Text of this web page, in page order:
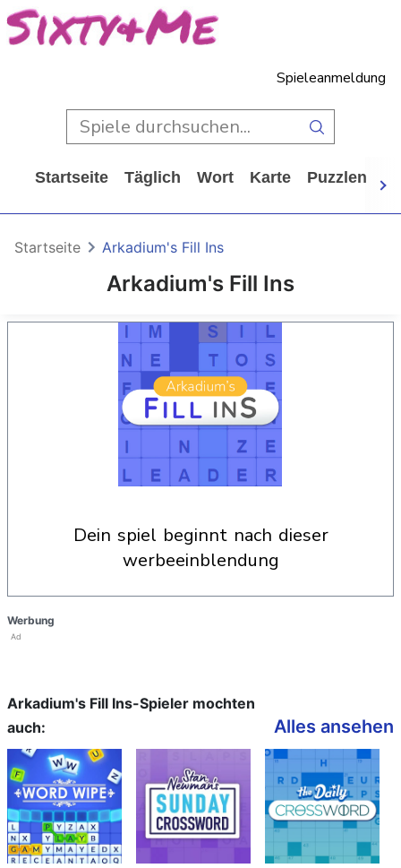
Spieleanmeldung
Startseite Täglich Wort Karte Puzzlen
Arkadium's Fill Ins
Startseite Arkadium's Fill Ins
dein spiel beginnt nach dieser
werbeeinblendung
Werbung
Ad
Arkadium's Fill Ins-Spieler mochten
auch:
Alles ansehen